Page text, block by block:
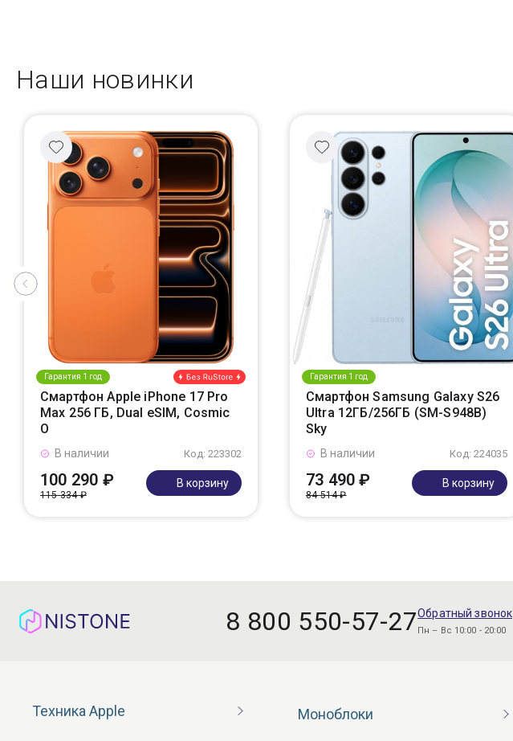
Наши новинки
Гарантия 1 год
Смартфон Apple iPhone 17 Pro
Max 256 ГБ, Dual eSIM, Cosmic
O
Код: 223302
В наличии
100 290 ₽
115 334 ₽
В корзину
Гарантия 1 год
Смартфон Samsung Galaxy S26
Ultra 12ГБ/256ГБ (SM-S948B)
Sky
Код: 224035
В наличии
73 490 ₽
84 514 ₽
В корзину
8 800 550-57-27Обратный звонок
Пн – Вс 10:00 - 20:00
Техника Apple Моноблоки